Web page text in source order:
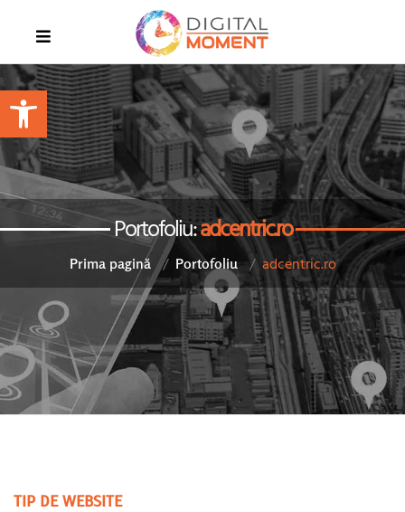
Portofoliu:adcentric.ro
Prima pagină Portofoliu adcentric.ro
TIP DE WEBSITE
Open toolbar